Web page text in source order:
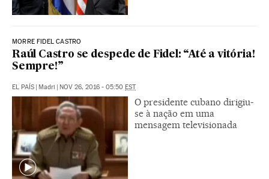
MORRE FIDEL CASTRO
Raúl Castro se despede de Fidel: “Até a vitória!
Sempre!”
EL PAÍS | Madri | NOV 26, 2016 - 05:50 EST
O presidente cubano dirigiu-
se à nação em uma
mensagem televisionada